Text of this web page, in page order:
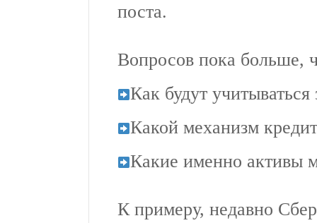
поста.
Вопросов пока больше,
Как будут учитываться
Какой механизм
Какие именно активы
К примеру, недавно